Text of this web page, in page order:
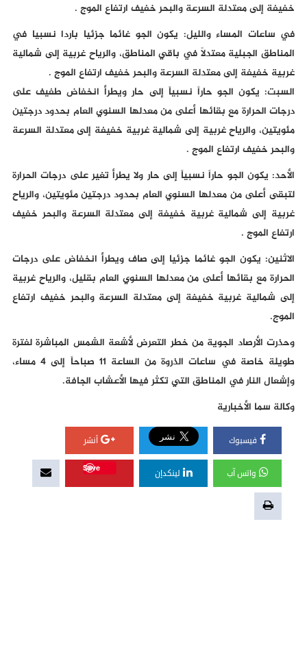
خفيفة إلى معتدلة السرعة والبحر خفيف ارتفاع الموج .
في ساعات المساء والليل: يكون الجو غائما جزئيا باردا نسبيا في
المناطق الجبلية معتدلاً في باقي المناطق، والرياح غربية إلى شمالية
غربية خفيفة إلى معتدلة السرعة والبحر خفيف ارتفاع الموج .
السبت: يكون الجو حاراً نسبياً إلى حار ويطرأ انخفاض طفيف على
درجات الحرارة مع بقائها أعلى من معدلها السنوي العام بحدود درجتين
مئويتين، والرياح غربية إلى شمالية غربية خفيفة إلى معتدلة السرعة
والبحر خفيف ارتفاع الموج .
الأحد: يكون الجو حاراً نسبياً إلى حار ولا يطرأ تغير على درجات الحرارة
لتبقى أعلى من معدلها السنوي العام بحدود درجتين مئويتين، والرياح
غربية إلى شمالية غربية خفيفة إلى معتدلة السرعة والبحر خفيف
ارتفاع الموج .
الاثنين: يكون الجو غائما جزئيا إلى صاف ويطرأ انخفاض على درجات
الحرارة مع بقائها أعلى من معدلها السنوي العام بقليل، والرياح غربية
إلى شمالية غربية خفيفة إلى معتدلة السرعة والبحر خفيف ارتفاع
الموج.
وحذرت الأرصاد الجوية من خطر التعرض لأشعة الشمس المباشرة لفترة
طويلة خاصة في ساعات الذروة من الساعة 11 صباحاً إلى 4 مساء،
وإشعال النار في المناطق التي تكثر فيها الأعشاب الجافة.
وكالة سما الأخبارية
فيسبوك أنشر
واتس آب لينكدإن
Save